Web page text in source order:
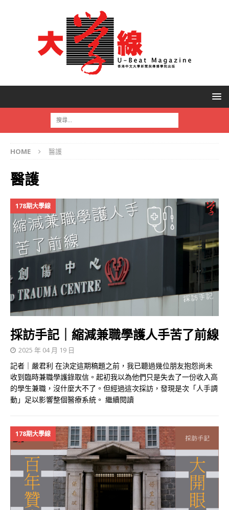
HOME 醫護
醫護
178期大學線
採訪手記｜縮減兼職學護人手苦了前線
2025 年 04 月 19 日
記者｜嚴君利 在決定這期稿題之前，我已聽過幾位朋友抱怨尚未
收到臨時兼職學護錄取信。起初我以為他們只是失去了一份收入高
的學生兼職，沒什麼大不了。但經過這次採訪，發現是次「人手調
動」足以影響整個醫療系統。 繼續閱讀
178期大學線